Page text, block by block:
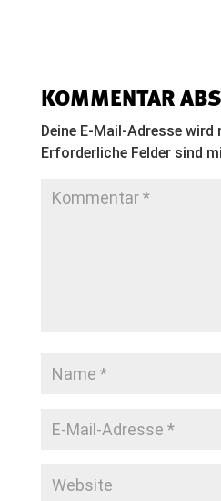
KOMMENTAR
Deine E-Mail-Adresse
Erforderliche Felder sind